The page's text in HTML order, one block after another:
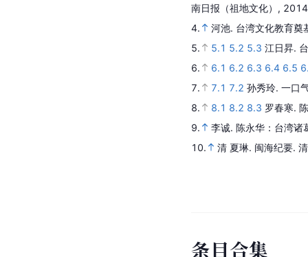
南日报（祖地文化）,
4.
河池. 台湾文化教育奠
5.
5.1 5.2 5.3 江日昇.
6.
6.1 6.2 6.3 6.4 6.5
7.
7.1 7.2 孙秀玲. 一口
8.
8.1 8.2 8.3 罗春寒.
9.
李诚. 陈永华：台湾诸
10.
清 夏琳. 闽海纪要.
条目合集